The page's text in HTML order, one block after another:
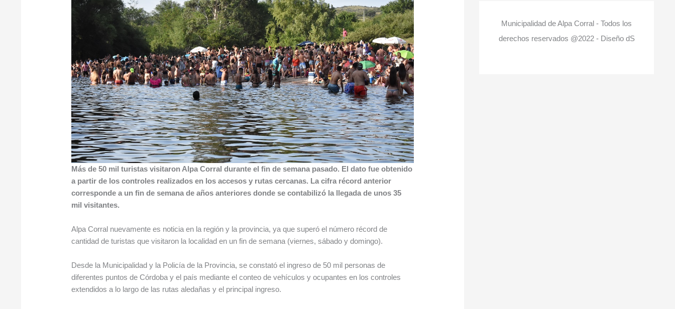
Más de 50 mil turistas visitaron Alpa Corral durante el fin de semana pasado. El dato fue obtenido
a partir de los controles realizados en los accesos y rutas cercanas. La cifra récord anterior
corresponde a un fin de semana de años anteriores donde se contabilizó la llegada de unos 35
mil visitantes.
Alpa Corral nuevamente es noticia en la región y la provincia, ya que superó el número récord de
cantidad de turistas que visitaron la localidad en un fin de semana (viernes, sábado y domingo).
Desde la Municipalidad y la Policía de la Provincia, se constató el ingreso de 50 mil personas de
diferentes puntos de Córdoba y el país mediante el conteo de vehículos y ocupantes en los controles
extendidos a lo largo de las rutas aledañas y el principal ingreso.
Municipalidad de Alpa Corral - Todos los
derechos reservados @2022 - Diseño dS